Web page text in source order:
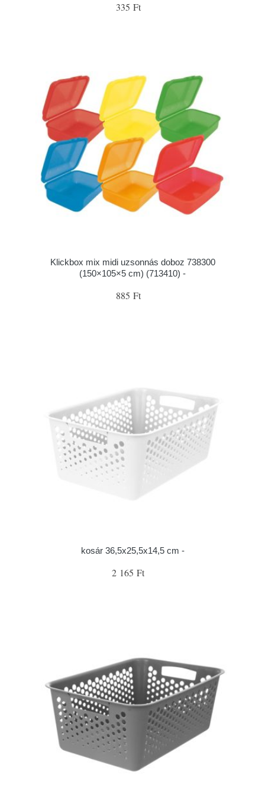
335 Ft
Klickbox mix midi uzsonnás doboz 738300
(150×105×5 cm) (713410) -
885 Ft
kosár 36,5x25,5x14,5 cm -
2 165 Ft